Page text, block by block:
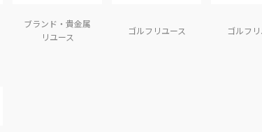
ブランド・貴金属
リユース
ゴルフリユース ゴルフ